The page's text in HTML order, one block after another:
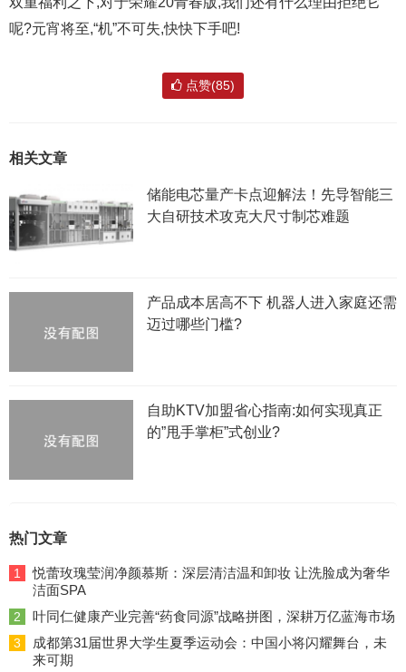
呢?元宵将至,“机”不可失,快快下手吧!
点赞(85)
相关文章
储能电芯量产卡点迎解法！先导智能三
大自研技术攻克大尺寸制芯难题
产品成本居高不下 机器人进入家庭还需
迈过哪些门槛?
自助KTV加盟省心指南:如何实现真正
的”甩手掌柜”式创业?
热门文章
1
悦蕾玫瑰莹润净颜慕斯：深层清洁温和卸妆 让洗脸成为奢华
洁面SPA
2 叶同仁健康产业完善“药食同源”战略拼图，深耕万亿蓝海市场
3
成都第31届世界大学生夏季运动会：中国小将闪耀舞台，未
来可期